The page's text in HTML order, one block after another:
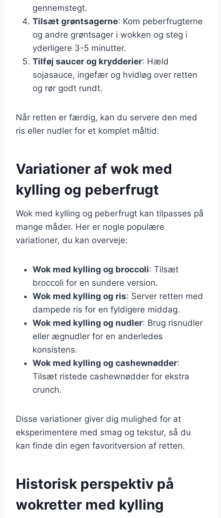
gennemstegt.
Tilsæt grøntsagerne: Kom peberfrugterne
og andre grøntsager i wokken og steg i
yderligere 3-5 minutter.
Tilføj saucer og krydderier: Hæld
sojasauce, ingefær og hvidløg over retten
og rør godt rundt.
Når retten er færdig, kan du servere den med
ris eller nudler for et komplet måltid.
Variationer af wok med
kylling og peberfrugt
Wok med kylling og peberfrugt kan tilpasses på
mange måder. Her er nogle populære
variationer, du kan overveje:
Wok med kylling og broccoli: Tilsæt
broccoli for en sundere version.
Wok med kylling og ris: Server retten med
dampede ris for en fyldigere middag.
Wok med kylling og nudler: Brug risnudler
eller ægnudler for en anderledes
konsistens.
Wok med kylling og cashewnødder:
Tilsæt ristede cashewnødder for ekstra
crunch.
Disse variationer giver dig mulighed for at
eksperimentere med smag og tekstur, så du
kan finde din egen favoritversion af retten.
Historisk perspektiv på
wokretter med kylling